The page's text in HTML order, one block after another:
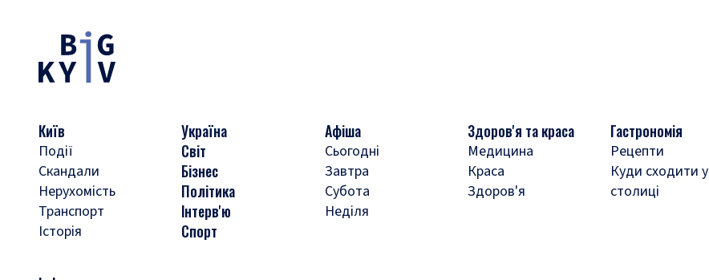
Київ
Події
Скандали
Нерухомість
Транспорт
Історія
Україна
Світ
Бізнес
Політика
Інтерв'ю
Спорт
Афіша
Сьогодні
Завтра
Субота
Неділя
Здоров'я та краса
Медицина
Краса
Здоров'я
Гастрономія
Рецепти
Куди сходити у
столиці